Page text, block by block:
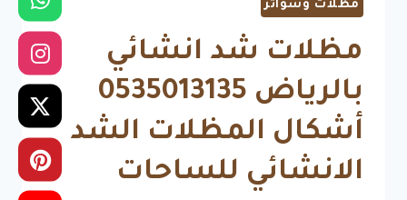
مظلات وسواتر
مظلات شد انشائي
بالرياض 0535013135
أشكال المظلات الشد
الانشائي للساحات